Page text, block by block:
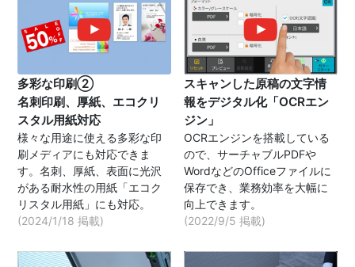
多彩な印刷②
名刺印刷、厚紙、エコクリ
スタル用紙対応
様々な用途に使える多彩な印
刷メディアにも対応できま
す。名刺、厚紙、表面に光沢
がある耐水性の用紙「エコク
リスタル用紙」にも対応。
(2024/1/18 掲載)
スキャンした原稿の文字情
報をデジタル化「OCRエン
ジン」
OCRエンジンを搭載している
ので、サーチャブルPDFや
WordなどのOfficeファイルに
保存でき、業務効率を大幅に
向上できます。
(2022/9/5 掲載)